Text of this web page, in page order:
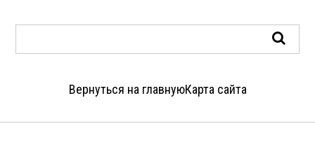
Вернуться на главнуюКарта сайта